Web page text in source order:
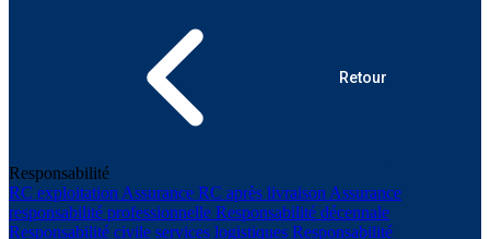
Retour
Responsabilité
RC exploitation Assurance RC après livraison Assurance
responsabilité professionnelle Responsabilité décennale
Responsabilité civile services logistiques Responsabilité